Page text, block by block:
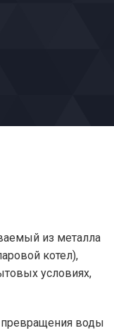
из металла
котел),
условиях,
воды